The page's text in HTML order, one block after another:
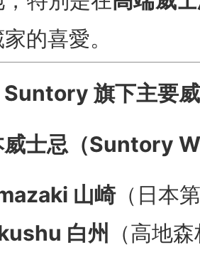
的喜愛。
旗下主要
威士忌（Suntory
山崎（日本
白州
（高地